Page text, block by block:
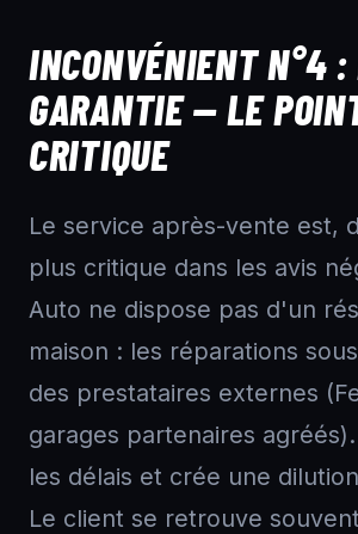
INCONVÉNIENT N°4
GARANTIE — LE
CRITIQUE
Le service après-vente est,
plus critique dans les avis
Auto ne dispose pas d'un
maison : les réparations
des prestataires externes
garages partenaires
les délais et crée une
Le client se retrouve